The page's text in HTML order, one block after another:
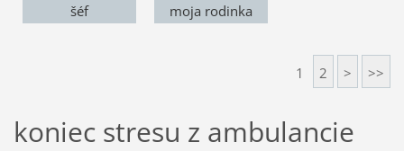
šéf
moja rodinka
1 2 > >>
koniec stresu z ambulancie